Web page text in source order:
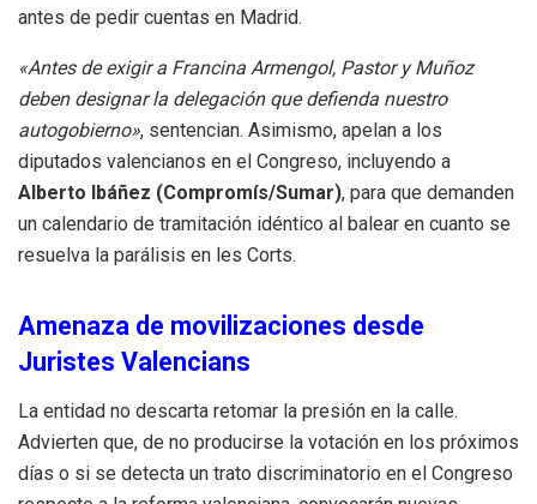
antes de pedir cuentas en Madrid.
«Antes de exigir a Francina Armengol, Pastor y Muñoz
deben designar la delegación que defienda nuestro
autogobierno», sentencian. Asimismo, apelan a los
diputados valencianos en el Congreso, incluyendo a
Alberto Ibáñez (Compromís/Sumar), para que demanden
un calendario de tramitación idéntico al balear en cuanto se
resuelva la parálisis en les Corts.
Amenaza de movilizaciones desde
Juristes Valencians
La entidad no descarta retomar la presión en la calle.
Advierten que, de no producirse la votación en los próximos
días o si se detecta un trato discriminatorio en el Congreso